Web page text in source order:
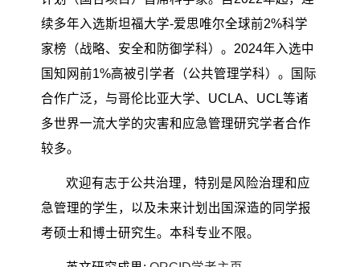
续多年入选斯坦福大学-爱思唯尔全球前2%科学
家榜（战略、安全和防御学科）。2024年入选中
国知网前1%高被引学者（公共管理学科）。国际
合作广泛，与哥伦比亚大学、UCLA、UCL等诸
多世界一流大学的灾害和应急管理研究学者合作
较多。
欢迎有志于公共治理，特别是风险治理和应
急管理的学生，以及未来计划出国深造的同学报
考硕士和博士研究生。本科专业不限。